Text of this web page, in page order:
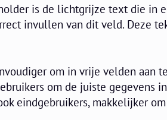
is de lichtgrijze text die in
invullen van dit veld. Deze
om in vrije velden aan
om de juiste gegevens
eindgebruikers, makkelijker